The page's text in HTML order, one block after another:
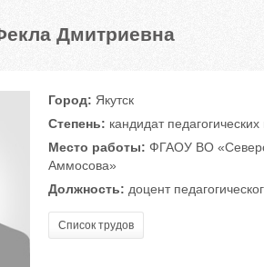
Дмитриевна
Город: Якутск
Степень: кандидат педагогических
Место работы: ФГАОУ ВО
Аммосова»
Должность: доцент
Список трудов